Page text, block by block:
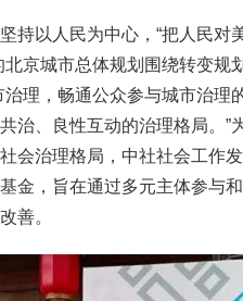
持以人民为中心，“把人民对
京城市总体规划围绕转变规
理，畅通公众参与城市治理
治、良性互动的治理格局。”
会治理格局，中社社会工作
金，旨在通过多元主体参与
善。